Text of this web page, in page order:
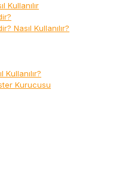
Kullanılır
Nasıl Kullanılır?
Kullanılır?
Kurucusu